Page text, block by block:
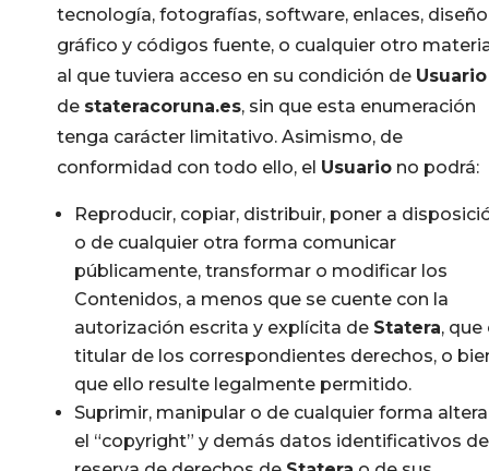
tecnología, fotografías, software, enlaces, diseño
gráfico y códigos fuente, o cualquier otro
al que tuviera acceso en su condición de Usuario
de stateracoruna.es, sin que esta enumeración
tenga carácter limitativo. Asimismo, de
conformidad con todo ello, el Usuario no podrá:
Reproducir, copiar, distribuir, poner a
o de cualquier otra forma comunicar
públicamente, transformar o modificar los
Contenidos, a menos que se cuente con la
autorización escrita y explícita de Statera, que
titular de los correspondientes derechos, o
que ello resulte legalmente permitido.
Suprimir, manipular o de cualquier forma
el “copyright” y demás datos identificativos